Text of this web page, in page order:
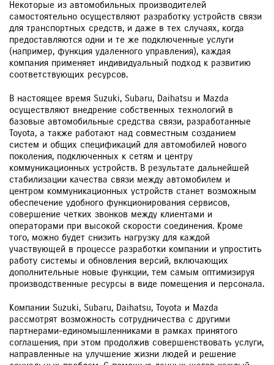
Некоторые из автомобильных производителей
самостоятельно осуществляют разработку устройств связи
для транспортных средств, и даже в тех случаях, когда
предоставляются одни и те же подключенные услуги
(например, функция удаленного управления), каждая
компания применяет индивидуальный подход к развитию
соответствующих ресурсов.
В настоящее время Suzuki, Subaru, Daihatsu и Mazda
осуществляют внедрение собственных технологий в
базовые автомобильные средства связи, разработанные
Toyota, а также работают над совместным созданием
систем и общих спецификаций для автомобилей нового
поколения, подключенных к сетям и центру
коммуникационных устройств. В результате дальнейшей
стабилизации качества связи между автомобилем и
центром коммуникационных устройств станет возможным
обеспечение удобного функционирования сервисов,
совершение четких звонков между клиентами и
операторами при высокой скорости соединения. Кроме
того, можно будет снизить нагрузку для каждой
участвующей в процессе разработки компании и упростить
работу системы и обновления версий, включающих
дополнительные новые функции, тем самым оптимизируя
производственные ресурсы в виде помещения и персонала.
Компании Suzuki, Subaru, Daihatsu, Toyota и Mazda
рассмотрят возможность сотрудничества с другими
партнерами-единомышленниками в рамках принятого
соглашения, при этом продолжив совершенствовать услуги,
направленные на улучшение жизни людей и решение